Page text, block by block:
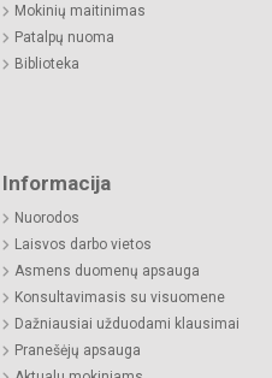
Mokinių maitinimas
Patalpų nuoma
Biblioteka
Informacija
Nuorodos
Laisvos darbo vietos
Asmens duomenų apsauga
Konsultavimasis su visuomene
Dažniausiai užduodami klausimai
Pranešėjų apsauga